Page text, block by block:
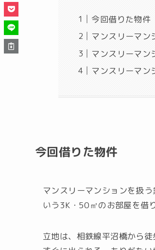
今回借りた物件
マンスリーマ
マンスリーマ
マンスリーマ
今回借りた物件
マンスリーマンションを扱
いう3K・50㎡のお部屋を借
立地は、相鉄線平沼橋から